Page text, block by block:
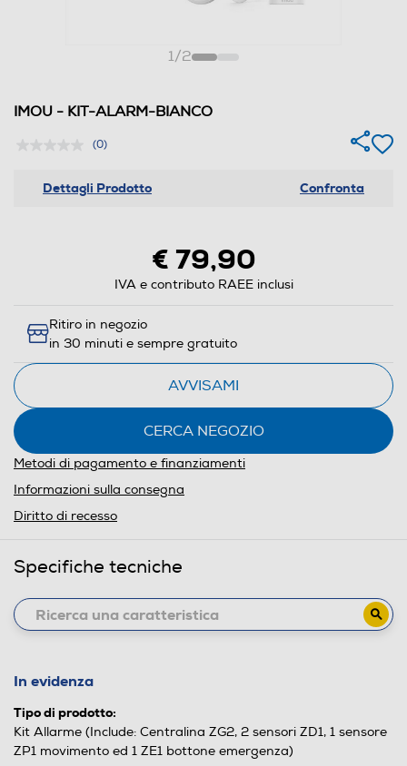
1/2
IMOU - KIT-ALARM-BIANCO
(0)
Dettagli Prodotto Confronta
€ 79,90
IVA e contributo RAEE inclusi
Ritiro in negozio
in 30 minuti e sempre gratuito
AVVISAMI
CERCA NEGOZIO
Metodi di pagamento e finanziamenti
Informazioni sulla consegna
Diritto di recesso
Specifiche tecniche
In evidenza
Tipo di prodotto:
Kit Allarme (Include: Centralina ZG2, 2 sensori ZD1, 1 sensore
ZP1 movimento ed 1 ZE1 bottone emergenza)